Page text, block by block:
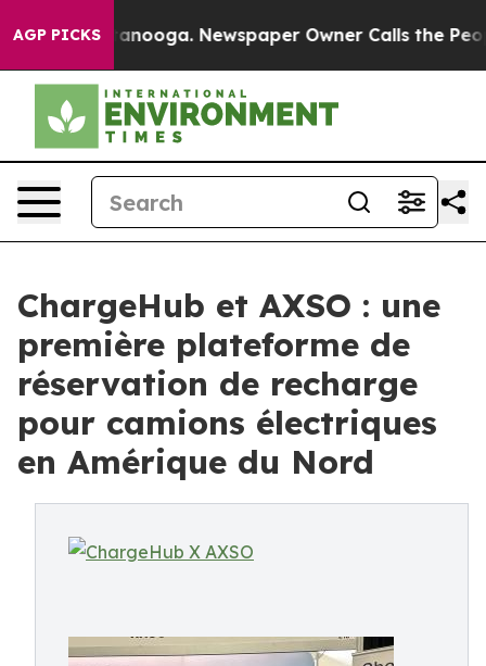
AGP PICKS Newspaper Owner Calls the People
ChargeHub et AXSO : une
première plateforme de
réservation de recharge
pour camions électriques
en Amérique du Nord